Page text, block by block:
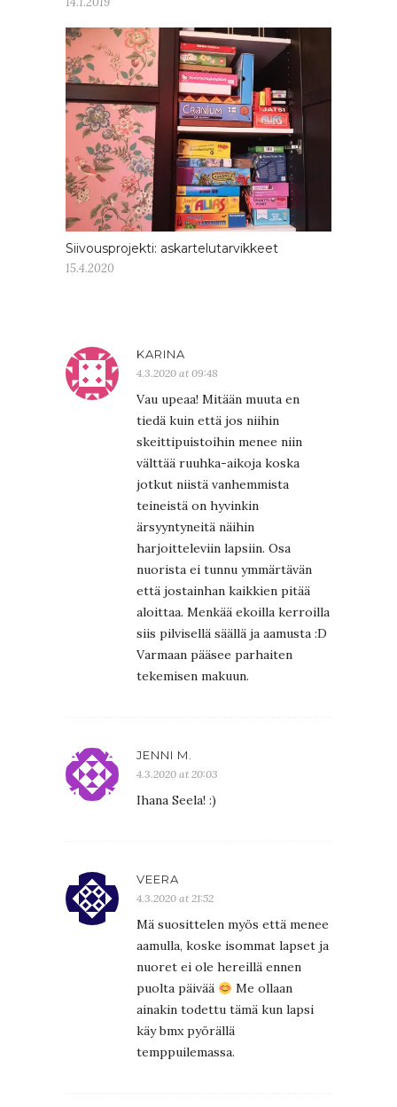
Siivousprojekti: askartelutarvikkeet
15.4.2020
KARINA
4.3.2020 at 09:48
Vau upeaa! Mitään muuta en
tiedä kuin että jos niihin
skeittipuistoihin menee niin
välttää ruuhka-aikoja koska
jotkut niistä vanhemmista
teineistä on hyvinkin
ärsyyntyneitä näihin
harjoitteleviin lapsiin. Osa
nuorista ei tunnu ymmärtävän
että jostainhan kaikkien pitää
aloittaa. Menkää ekoilla kerroilla
siis pilvisellä säällä ja aamusta :D
Varmaan pääsee parhaiten
tekemisen makuun.
JENNI M.
4.3.2020 at 20:03
Ihana Seela! :)
VEERA
4.3.2020 at 21:52
Mä suosittelen myös että menee
aamulla, koske isommat lapset ja
nuoret ei ole hereillä ennen
puolta päivää
Me ollaan
ainakin todettu tämä kun lapsi
käy bmx pyörällä
temppuilemassa.